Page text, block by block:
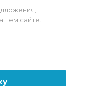
сайте.